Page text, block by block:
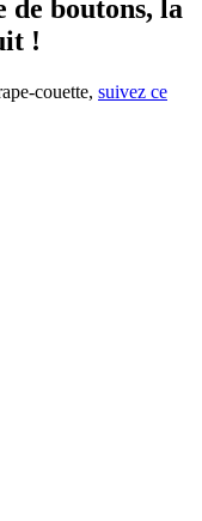
de boutons, la
!
couette, suivez ce